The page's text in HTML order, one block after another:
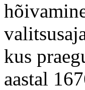
kus
aastal